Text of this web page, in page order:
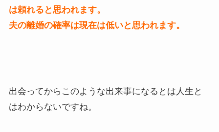
は頼れると思われます。
夫の離婚の確率は現在は低いと思われます。
出会ってからこのような出来事になるとは人生と
はわからないですね。